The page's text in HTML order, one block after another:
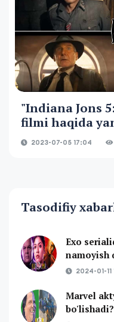
"Indiana Jons
filmi haqida
2023-07-05 17:04
Tasodifiy
Exo
namoyish
2024-01-11
Marvel
bo'lishadi?